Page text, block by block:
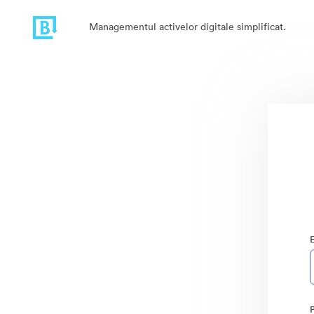
Managementul activelor digitale simplificat.